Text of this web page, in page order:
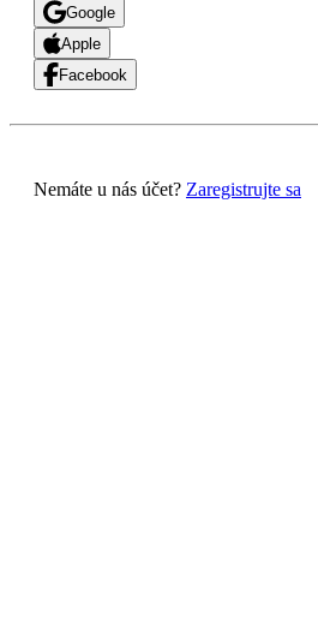
Google
Apple
Facebook
Nemáte u nás účet? Zaregistrujte sa